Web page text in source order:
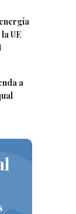
UE
a